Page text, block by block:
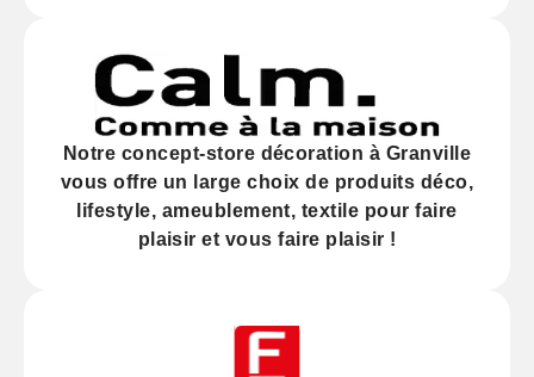
Notre concept-store décoration à Granville
vous offre un large choix de produits déco,
lifestyle, ameublement, textile pour faire
plaisir et vous faire plaisir !